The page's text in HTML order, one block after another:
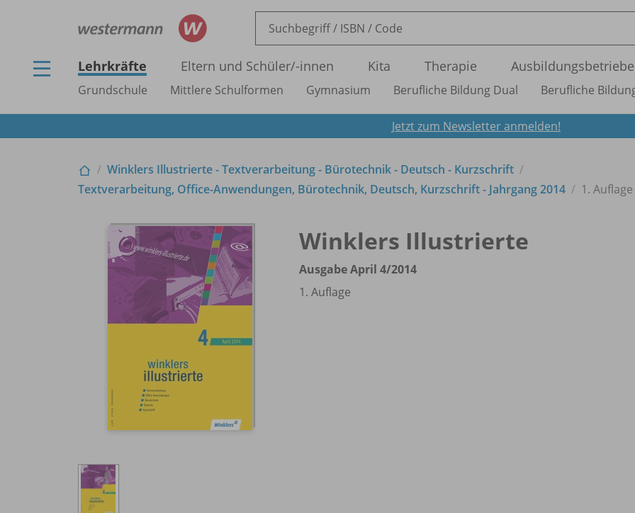
Lehrkräfte Eltern und Schüler/-innen Kita Therapie Ausbildungsbetriebe
Grundschule Mittlere Schulformen Gymnasium Berufliche Bildung Dual Berufliche
Jetzt zum Newsletter anmelden!
Winklers Illustrierte - Textverarbeitung - Bürotechnik - Deutsch - Kurzschrift
Textverarbeitung, Office-Anwendungen, Bürotechnik, Deutsch, Kurzschrift - Jahrgang 2014
1. Auflage
Winklers Illustrierte
Ausgabe April 4/2014
1. Auflage